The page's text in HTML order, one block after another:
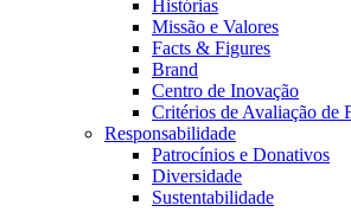
Histórias
Missão e Valores
Facts & Figures
Brand
Centro de Inovação
Critérios de Avaliação de
Responsabilidade
Patrocínios e Donativos
Diversidade
Sustentabilidade